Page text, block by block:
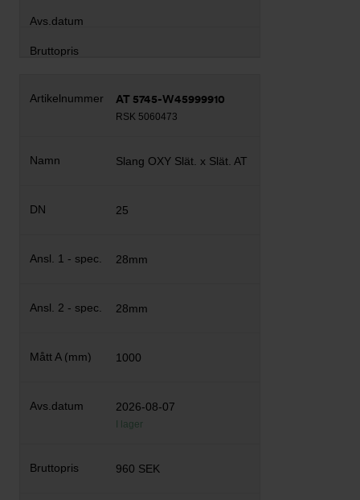
AT 5745-W45999910
RSK 5060473
Slang OXY Slät. x Slät. AT
25
28mm
28mm
1000
2026-08-07
I lager
960 SEK